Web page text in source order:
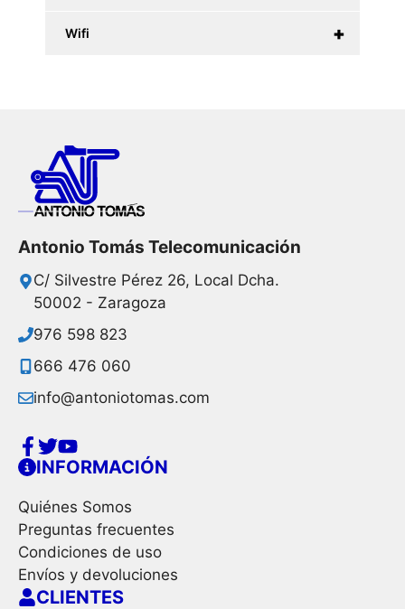
+
Wifi
Antonio Tomás Telecomunicación
C/ Silvestre Pérez 26, Local Dcha.
50002 - Zaragoza
976 598 823
666 476 060
info@antoniotomas.com
INFORMACIÓN
Quiénes Somos
Preguntas frecuentes
Condiciones de uso
Envíos y devoluciones
CLIENTES